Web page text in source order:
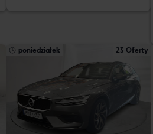
poniedziałek 23 Oferty